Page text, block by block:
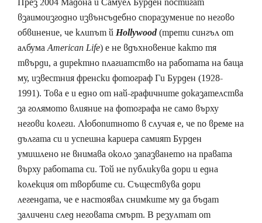
взаимоизгодно извънсъдебно споразумение по негово
обвинение, че клипът йHollywood(трети сингъл от
албумаAmerican Life) е не вдъхновение както тя
твърди, а директно плагиатство на работата на баща
му, известния френски фотограф Ги Бурден (1928-
1991). Това е и едно от най-графичните доказателства
за голямото влияние на фотографа не само върху
негови колеги. Любопитното в случая е, че по време на
дългата си и успешна кариера самият Бурден
умишлено не внимава около запазването на правата
върху работата си. Той не публикува дори и една
колекция от творбите си. Съществува дори
легендата, че е настоявал снимките му да бъдат
заличени след неговата смърт. В резултат от